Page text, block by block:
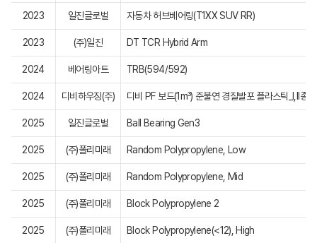
2023 일진글로벌 자동차 허브베어링(T1XX SUV RR)
2023 (주)일진 DT TCR Hybrid Arm
2024 베어링아트 TRB(594/592)
2024 디비하우징(주) 디비 PF 보드(1m³) 준불연 경질발포 플라스틱_I,II종 A
2025 일진글로벌 Ball Bearing Gen3
2025 (주)폴리미래 Random Polypropylene, Low
2025 (주)폴리미래 Random Polypropylene, Mid
2025 (주)폴리미래 Block Polypropylene 2
2025 (주)폴리미래 Block Polypropylene(<12), High